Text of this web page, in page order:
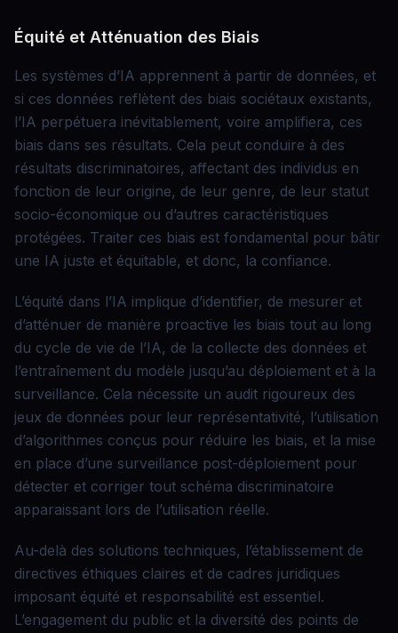
Équité et Atténuation des Biais
Les systèmes d’IA apprennent à partir de données, et
si ces données reflètent des biais sociétaux existants,
l’IA perpétuera inévitablement, voire amplifiera, ces
biais dans ses résultats. Cela peut conduire à des
résultats discriminatoires, affectant des individus en
fonction de leur origine, de leur genre, de leur statut
socio-économique ou d’autres caractéristiques
protégées. Traiter ces biais est fondamental pour bâtir
une IA juste et équitable, et donc, la confiance.
L’équité dans l’IA implique d’identifier, de mesurer et
d’atténuer de manière proactive les biais tout au long
du cycle de vie de l’IA, de la collecte des données et
l’entraînement du modèle jusqu’au déploiement et à la
surveillance. Cela nécessite un audit rigoureux des
jeux de données pour leur représentativité, l’utilisation
d’algorithmes conçus pour réduire les biais, et la mise
en place d’une surveillance post-déploiement pour
détecter et corriger tout schéma discriminatoire
apparaissant lors de l’utilisation réelle.
Au-delà des solutions techniques, l’établissement de
directives éthiques claires et de cadres juridiques
imposant équité et responsabilité est essentiel.
L’engagement du public et la diversité des points de